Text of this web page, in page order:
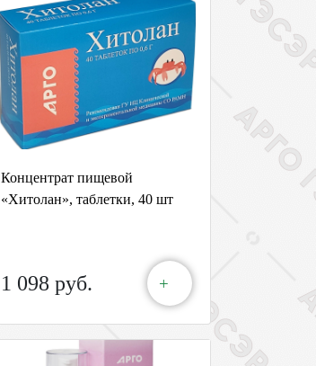
Концентрат пищевой
«Хитолан», таблетки, 40 шт
1 098 руб. +